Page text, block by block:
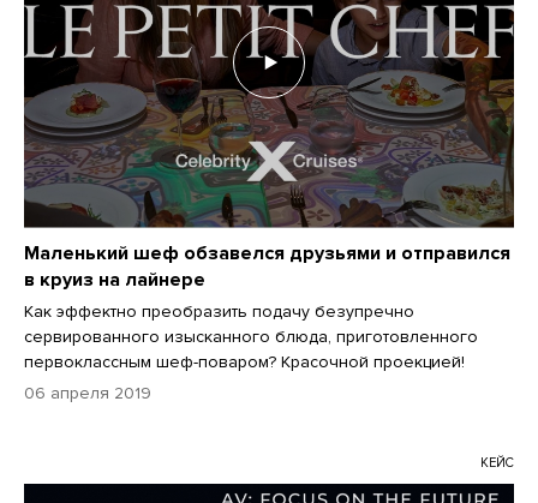
Маленький шеф обзавелся друзьями и отправился
в круиз на лайнере
Как эффектно преобразить подачу безупречно
сервированного изысканного блюда, приготовленного
первоклассным шеф-поваром? Красочной проекцией!
06 апреля 2019
КЕЙС